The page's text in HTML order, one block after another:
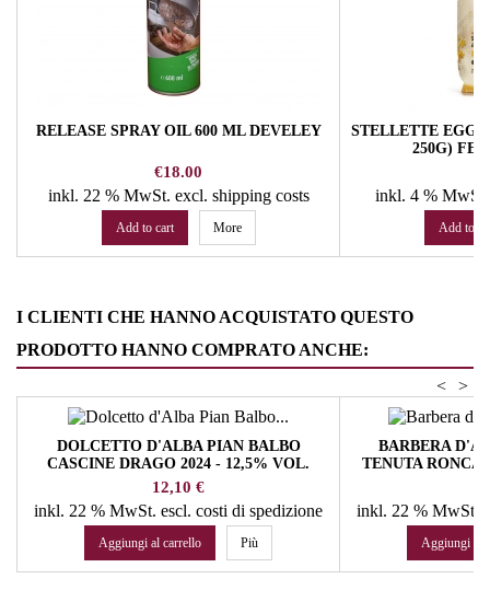
RELEASE SPRAY OIL 600 ML DEVELEY
Price
€18.00
inkl. 22 % MwSt. excl. shipping costs
Add to cart More
STELLETTE EGG
250G)
inkl. 4 %
Add to
I CLIENTI CHE HANNO ACQUISTATO QUESTO
PRODOTTO HANNO COMPRATO ANCHE:
>
<
DOLCETTO D'ALBA PIAN BALBO
CASCINE DRAGO 2024 - 12,5% VOL.
PODERI COLLA
Prezzo
12,10 €
inkl. 22 % MwSt. escl. costi di spedizione
Aggiungi al carrello Più
BARBERA
TENUTA
inkl. 22 % MwSt.
Aggiungi al